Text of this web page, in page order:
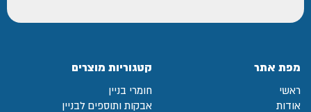
מפת אתר
ראשי
אודות
קטגוריות מוצרים
חומרי בניין
אבקות ותוספים לבניין